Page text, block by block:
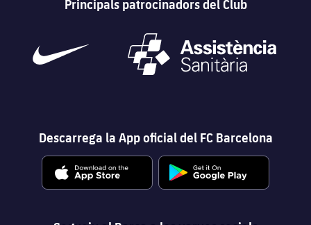
Principals patrocinadors del Club
Descarrega la App oficial del FC Barcelona